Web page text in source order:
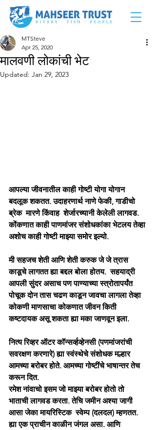
मालवणी लोकांची भेट
MTSteve
Apr 25, 2020
Updated: Jan 29, 2023
आपल्या जीवनातील काही गोष्टी योगा योगान
बदलूक शकतत. उदाहरणार्थ नाणे फेकी, गाडीचो
ब्रेक  मारणे किंवाह  शेर्जारच्यानी केलेली लागवड.
कोंकणात काही पाणमांजर संशोधकांका भेटलय तेव्हा
अशोच काही गोष्टी माझ्या समोर इल्यो.
मी सहजच शेती आणि शेती करुक जे जे त्रास
काडूचे लागतत ह्या बद्दल बोला होतय.  सहयाद्री
आपली सुंदर असाच पण पाण्याच्या स्त्रोतापर्यंत
पोचूक दोन तास चढण काडून जावचा लागला तेव्हा
कोकणी माणसाचा कोकणात जीवन किती
कष्टदायक असू शकता ह्या मका जाणवून इला.
नित्य रिव्हर ऑटर कॉन्सर्व्हव्हेनसी (पणमांजरांची
सवरक्षण करणारे) ह्या स्वंस्थेचे संशोधक मल्हार
आमच्या बरोबर होते. आमच्या गोष्टींचे भाषान्तर तेच
करून दित.
रमेश नांवाचो इसम जो माझ्या बरोबर होतो तो
भाताची लागवड करता. तेचि जमीन अश्या जागी
आसा जेका मायरिस्टिक  स्वेम्प (दलदल) म्हणतत.
ह्या एक प्राचीन काळीन जंगल असा. आणि